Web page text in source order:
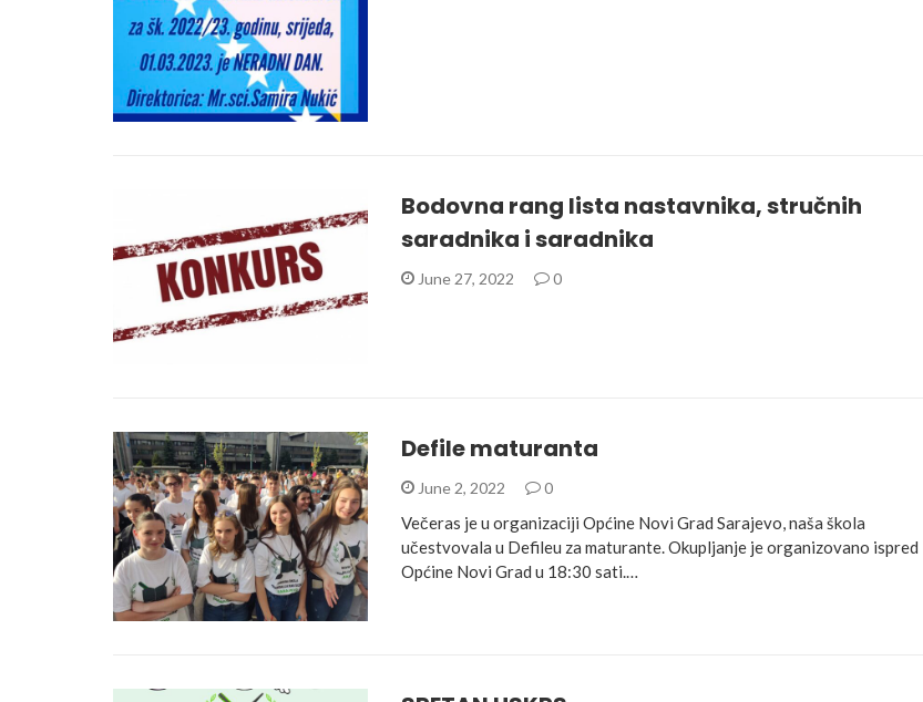
Bodovna rang lista nastavnika, stručnih
saradnika i saradnika
June 27, 2022 0
Defile maturanta
June 2, 2022 0
Večeras je u organizaciji Općine Novi Grad Sarajevo, naša škola
učestvovala u Defileu za maturante. Okupljanje je organizovano ispred
Općine Novi Grad u 18:30 sati.…